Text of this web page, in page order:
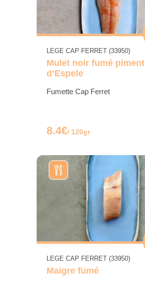
LEGE CAP FERRET (33950)
Mulet noir fumé piment
d’Espele
Fumette Cap Ferret
8.4€/ 120gr
LEGE CAP FERRET (33950)
Maigre fumé